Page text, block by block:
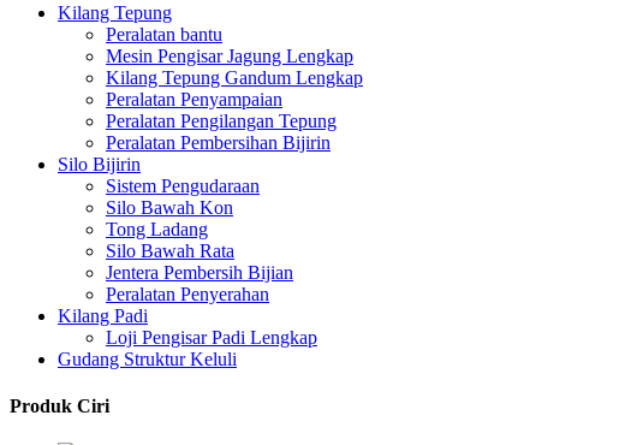
Kilang Tepung
Peralatan bantu
Mesin Pengisar Jagung Lengkap
Kilang Tepung Gandum Lengkap
Peralatan Penyampaian
Peralatan Pengilangan Tepung
Peralatan Pembersihan Bijirin
Silo Bijirin
Sistem Pengudaraan
Silo Bawah Kon
Tong Ladang
Silo Bawah Rata
Jentera Pembersih Bijian
Peralatan Penyerahan
Kilang Padi
Loji Pengisar Padi Lengkap
Gudang Struktur Keluli
Produk Ciri